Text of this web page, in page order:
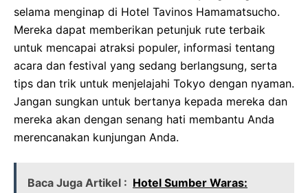
selama menginap di Hotel Tavinos Hamamatsucho.
Mereka dapat memberikan petunjuk rute terbaik
untuk mencapai atraksi populer, informasi tentang
acara dan festival yang sedang berlangsung, serta
tips dan trik untuk menjelajahi Tokyo dengan nyaman.
Jangan sungkan untuk bertanya kepada mereka dan
mereka akan dengan senang hati membantu Anda
merencanakan kunjungan Anda.
Baca Juga Artikel : Hotel Sumber Waras: